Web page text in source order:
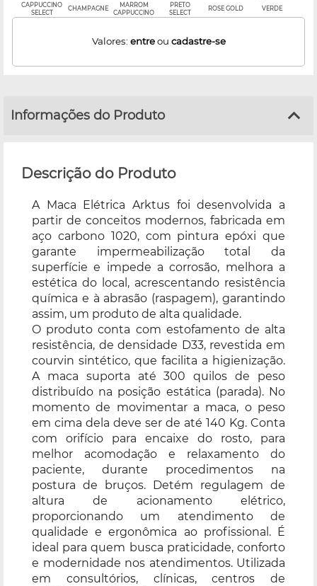
CAPPUCCINO
SELECT
CHAMPAGNE
MARROM
CAPPUCCINO
PRETO
SELECT
ROSE GOLD VERDE
Valores: entreou cadastre-se
Informações do Produto
Descrição do Produto
A Maca Elétrica Arktus foi desenvolvida a
partir de conceitos modernos, fabricada em
aço carbono 1020, com pintura epóxi que
garante impermeabilização total da
superfície e impede a corrosão, melhora a
estética do local, acrescentando resistência
química e à abrasão (raspagem), garantindo
assim, um produto de alta qualidade.
O produto conta com estofamento de alta
resistência, de densidade D33, revestida em
courvin sintético, que facilita a higienização.
A maca suporta até 300 quilos de peso
distribuído na posição estática (parada). No
momento de movimentar a maca, o peso
em cima dela deve ser de até 140 Kg. Conta
com orifício para encaixe do rosto, para
melhor acomodação e relaxamento do
paciente, durante procedimentos na
postura de bruços. Detém regulagem de
altura de acionamento elétrico,
proporcionando um atendimento de
qualidade e ergonômica ao profissional. É
ideal para quem busca praticidade, conforto
e modernidade nos atendimentos. Utilizada
em consultórios, clínicas, centros de